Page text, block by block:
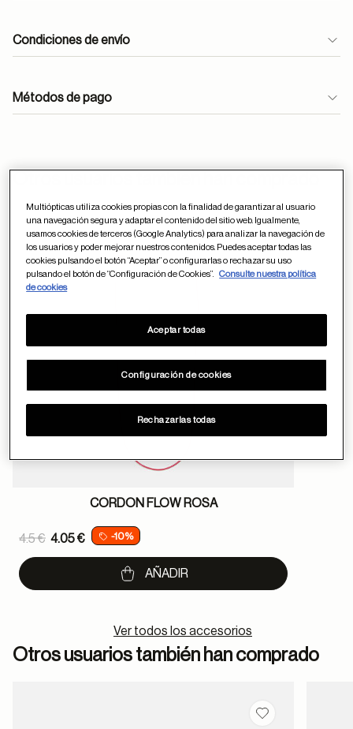
ayuda
Condiciones de envío
Métodos de pago
Guardar en
CORDON FLOW ROSA
Price reduced from
4.5 €
to
4.05 € -10%
AÑADIR
Ver todos los accesorios
Otros usuarios también han comprado
Guardar en
Multiópticas utiliza cookies propias con la finalidad de garantizar al usuario
una navegación segura y adaptar el contenido del sitio web. Igualmente,
usamos cookies de terceros (Google Analytics) para analizar la navegación de
los usuarios y poder mejorar nuestros contenidos. Puedes aceptar todas las
cookies pulsando el botón “Aceptar” o configurarlas o rechazar su uso
pulsando el botón de “Configuración de Cookies”.
Consulte nuestra política
de cookies
Configuración de cookies
Rechazarlas todas
Aceptar todas